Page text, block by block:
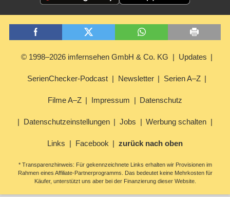
© 1998–2026 imfernsehen GmbH & Co. KG Updates
SerienChecker-Podcast Newsletter Serien A–Z
Filme A–Z Impressum Datenschutz
Datenschutzeinstellungen Jobs Werbung schalten
Links Facebook zurück nach oben
* Transparenzhinweis: Für gekennzeichnete Links erhalten wir Provisionen im
Rahmen eines Affiliate-Partnerprogramms. Das bedeutet keine Mehrkosten für
Käufer, unterstützt uns aber bei der Finanzierung dieser Website.